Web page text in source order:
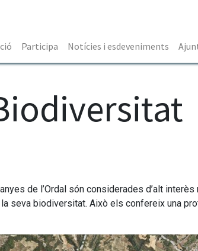
Participa Notícies i esdeveniments
de l’Ordal són considerades d’alt
seva biodiversitat. Això els confereix una